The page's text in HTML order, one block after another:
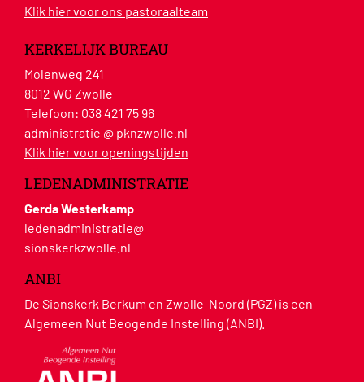
Klik hier voor ons pastoraalteam
KERKELIJK BUREAU
Molenweg 241
8012 WG Zwolle
Telefoon: 038 421 75 96
administratie @ pknzwolle.nl
Klik hier voor openingstijden
LEDENADMINISTRATIE
Gerda Westerkamp
ledenadministratie@
sionskerkzwolle.nl
ANBI
De Sionskerk Berkum en Zwolle-Noord (PGZ) is een
Algemeen Nut Beogende Instelling (ANBI).